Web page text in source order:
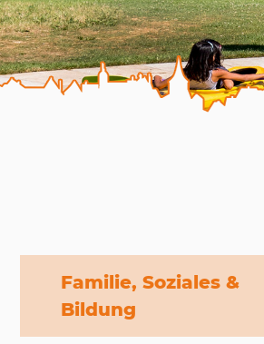
Familie, Soziales &
Bildung